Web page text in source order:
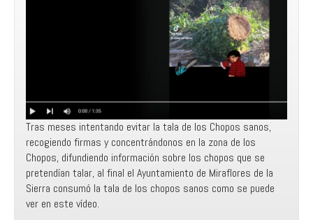
Tras meses intentando evitar la tala de los Chopos sanos,
recogiendo firmas y concentrándonos en la zona de los
Chopos, difundiendo información sobre los chopos que se
pretendían talar, al final el Ayuntamiento de Miraflores de la
Sierra consumó la tala de los chopos sanos como se puede
ver en este vídeo.